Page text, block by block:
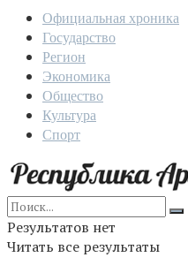
Официальная хроника
Государство
Регион
Экономика
Общество
Культура
Спорт
Результатов нет
Читать все результаты